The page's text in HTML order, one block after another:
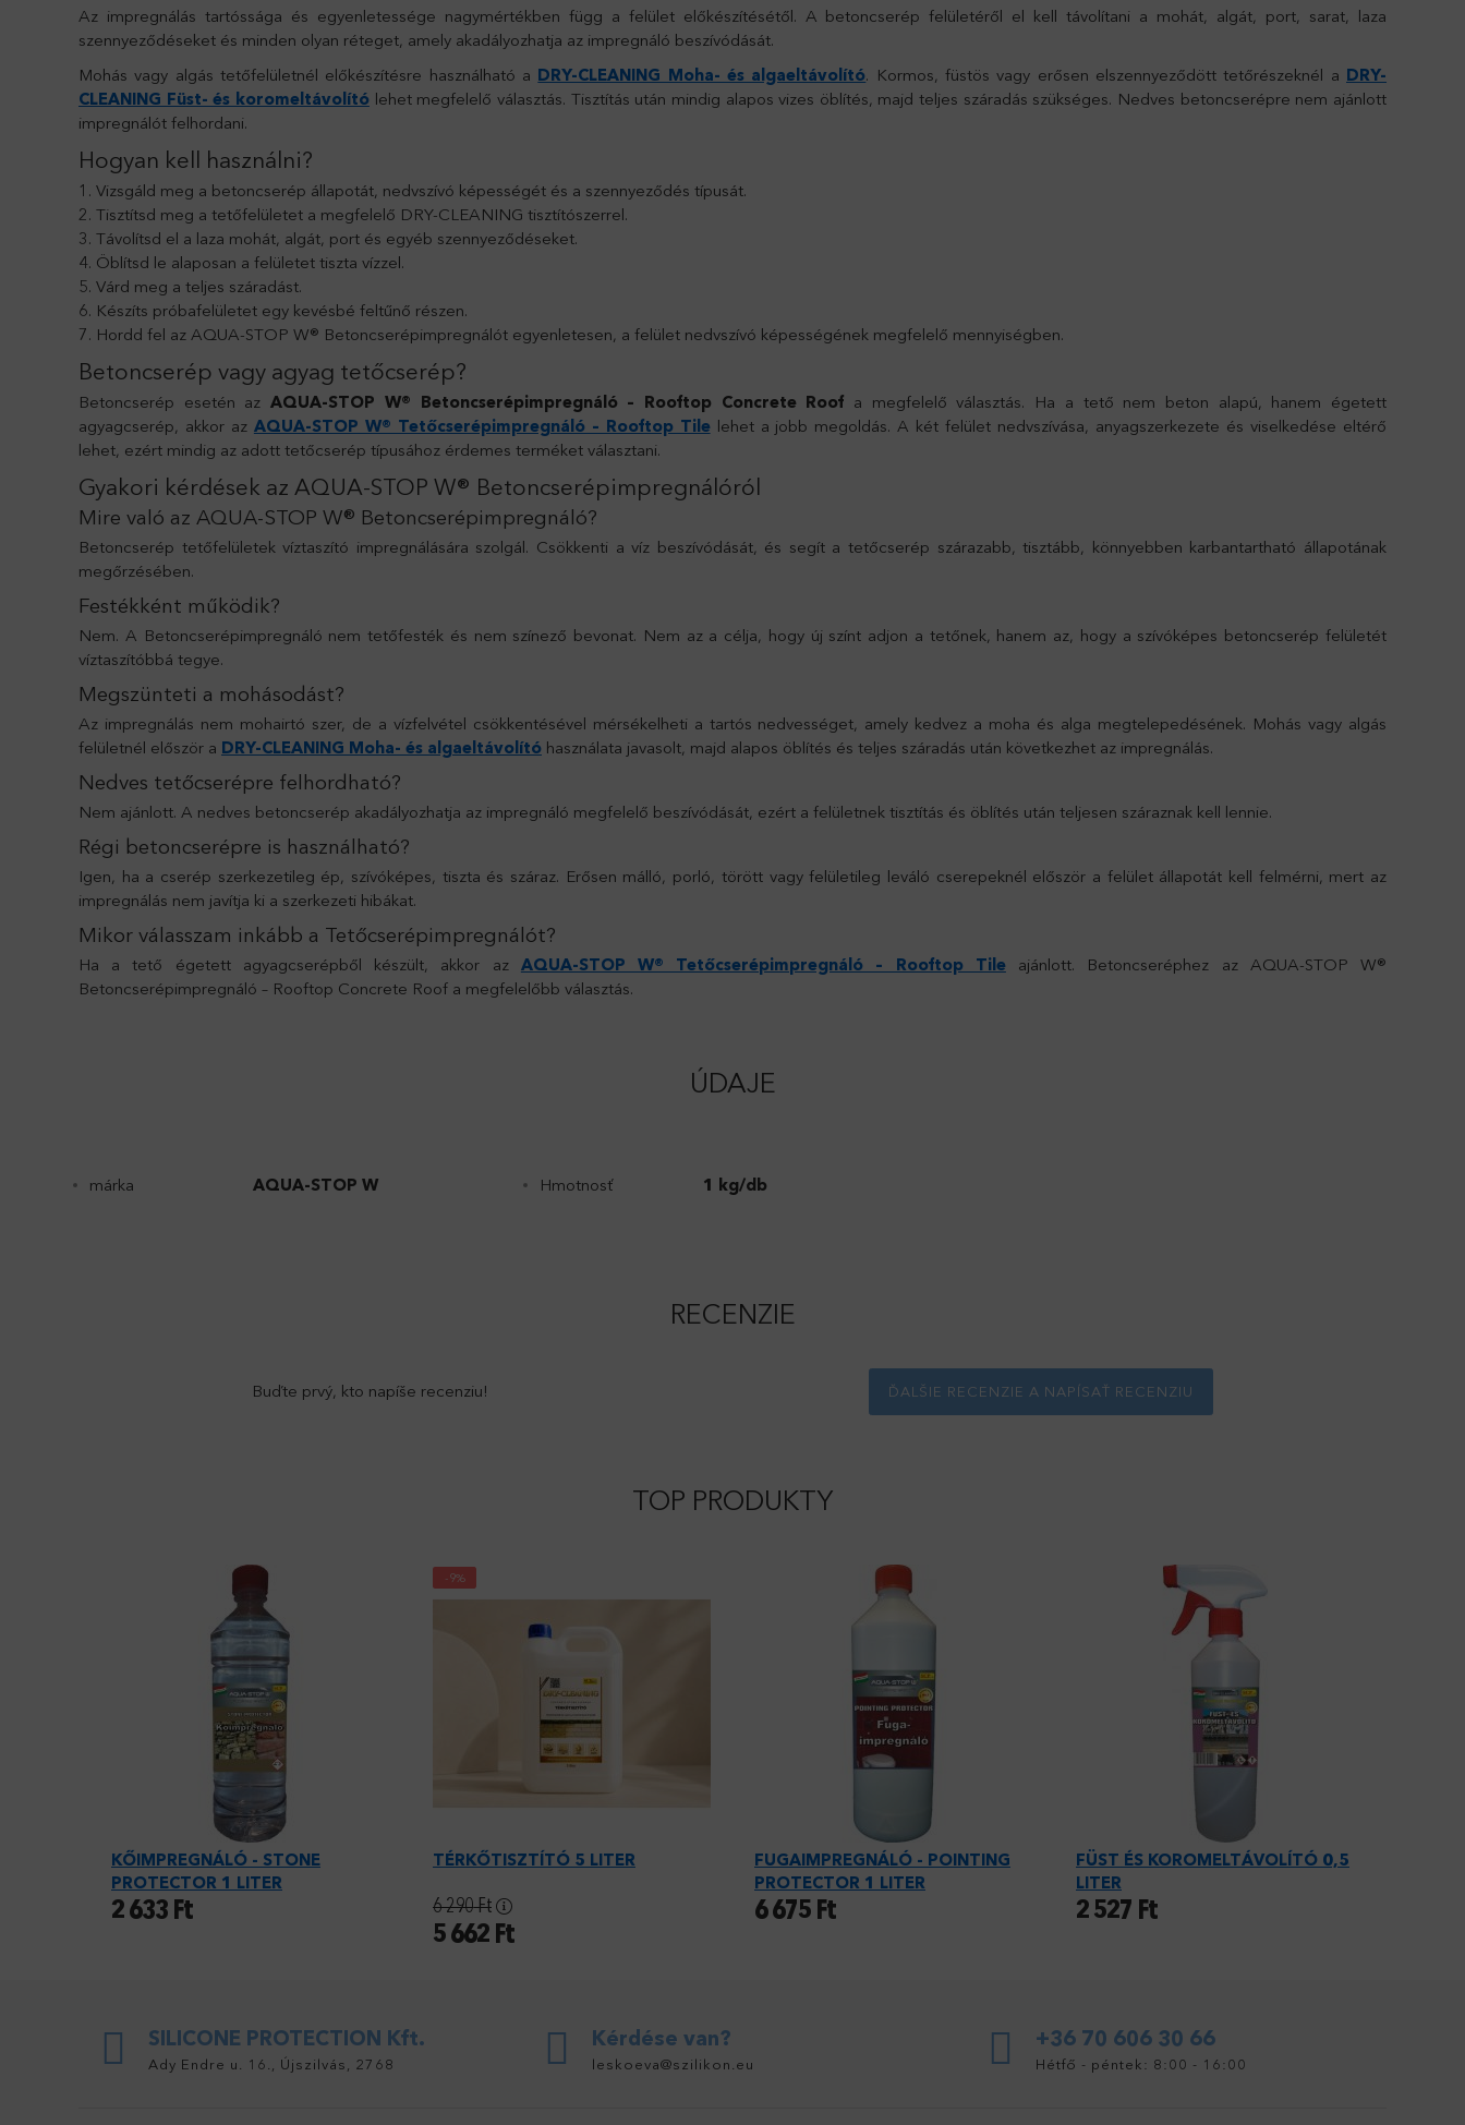
Az impregnálás tartóssága és egyenletessége nagymértékben függ a felület előkészítésétől. A betoncserép felületéről el kell távolítani a mohát, algát, port, sarat, laza
szennyeződéseket és minden olyan réteget, amely akadályozhatja az impregnáló beszívódását.
Mohás vagy algás tetőfelületnél előkészítésre használható a DRY-CLEANING Moha- és algaeltávolító. Kormos, füstös vagy erősen elszennyeződött tetőrészeknél a DRY-
CLEANING Füst- és koromeltávolítólehet megfelelő választás. Tisztítás után mindig alapos vizes öblítés, majd teljes száradás szükséges. Nedves betoncserépre nem ajánlott
impregnálót felhordani.
Hogyan kell használni?
Vizsgáld meg a betoncserép állapotát, nedvszívó képességét és a szennyeződés típusát.
Tisztítsd meg a tetőfelületet a megfelelő DRY-CLEANING tisztítószerrel.
Távolítsd el a laza mohát, algát, port és egyéb szennyeződéseket.
Öblítsd le alaposan a felületet tiszta vízzel.
Várd meg a teljes száradást.
Készíts próbafelületet egy kevésbé feltűnő részen.
Hordd fel az AQUA-STOP W® Betoncserépimpregnálót egyenletesen, a felület nedvszívó képességének megfelelő mennyiségben.
Betoncserép vagy agyag tetőcserép?
Betoncserép esetén azAQUA-STOP W® Betoncserépimpregnáló – Rooftop Concrete Roof a megfelelő választás. Ha a tető nem beton alapú, hanem égetett
agyagcserép, akkor az AQUA-STOP W® Tetőcserépimpregnáló – Rooftop Tilelehet a jobb megoldás. A két felület nedvszívása, anyagszerkezete és viselkedése eltérő
lehet, ezért mindig az adott tetőcserép típusához érdemes terméket választani.
Gyakori kérdések az AQUA-STOP W® Betoncserépimpregnálóról
Mire való az AQUA-STOP W® Betoncserépimpregnáló?
Betoncserép tetőfelületek víztaszító impregnálására szolgál. Csökkenti a víz beszívódását, és segít a tetőcserép szárazabb, tisztább, könnyebben karbantartható állapotának
megőrzésében.
Festékként működik?
Nem. A Betoncserépimpregnáló nem tetőfesték és nem színező bevonat. Nem az a célja, hogy új színt adjon a tetőnek, hanem az, hogy a szívóképes betoncserép felületét
víztaszítóbbá tegye.
Megszünteti a mohásodást?
Az impregnálás nem mohairtó szer, de a vízfelvétel csökkentésével mérsékelheti a tartós nedvességet, amely kedvez a moha és alga megtelepedésének. Mohás vagy algás
felületnél először a DRY-CLEANING Moha- és algaeltávolító használata javasolt, majd alapos öblítés és teljes száradás után következhet az impregnálás.
Nedves tetőcserépre felhordható?
Nem ajánlott. A nedves betoncserép akadályozhatja az impregnáló megfelelő beszívódását, ezért a felületnek tisztítás és öblítés után teljesen száraznak kell lennie.
Régi betoncserépre is használható?
Igen, ha a cserép szerkezetileg ép, szívóképes, tiszta és száraz. Erősen málló, porló, törött vagy felületileg leváló cserepeknél először a felület állapotát kell felmérni, mert az
impregnálás nem javítja ki a szerkezeti hibákat.
Mikor válasszam inkább a Tetőcserépimpregnálót?
Ha a tető égetett agyagcserépből készült, akkor az AQUA-STOP W® Tetőcserépimpregnáló – Rooftop Tileajánlott. Betoncseréphez az AQUA-STOP W®
Betoncserépimpregnáló – Rooftop Concrete Roof a megfelelőbb választás.
ÚDAJE
márka AQUA-STOP W Hmotnosť 1 kg/db
RECENZIE
Buďte prvý, kto napíše recenziu! ĎALŠIE RECENZIE A NAPÍSAŤ RECENZIU
TOP PRODUKTY
KŐIMPREGNÁLÓ - STONE
PROTECTOR 1 LITER
2 633 Ft
-9%
TÉRKŐTISZTÍTÓ 5 LITER
5 662 Ft
6 290Ft
FUGAIMPREGNÁLÓ - POINTING
PROTECTOR 1 LITER
6 675 Ft
FÜST ÉS KOROMELTÁVOLÍTÓ 0,5
LITER
2 527 Ft
SILICONE PROTECTION Kft.
Ady Endre u. 16., Újszilvás, 2768
Kérdése van?
leskoeva@szilikon.eu
+36 70 606 30 66
Hétfő - péntek: 8:00 - 16:00